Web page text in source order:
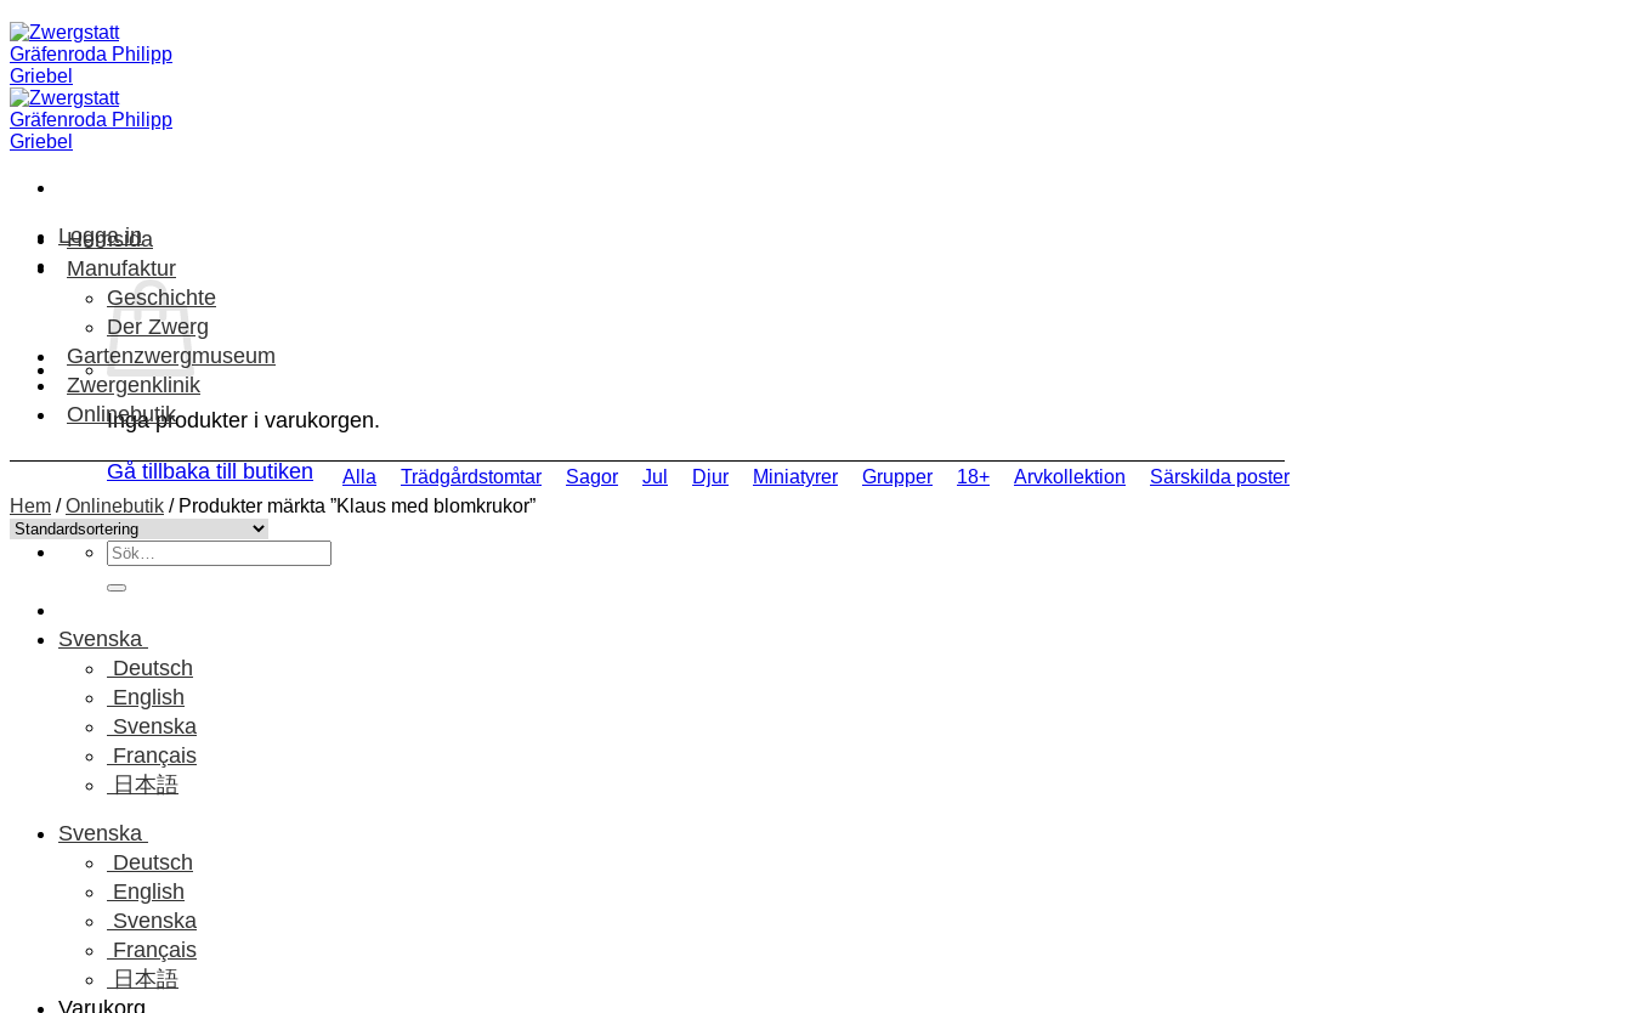
Skip
to
content
Logga in
Inga produkter i varukorgen.
Gå tillbaka till butiken
Sök
efter:
Svenska
Deutsch
English
Svenska
Français
日本語
Svenska
Deutsch
English
Svenska
Français
日本語
Varukorg
Hemsida
Manufaktur
Geschichte
Der Zwerg
Gartenzwergmuseum
Zwergenklinik
Onlinebutik
Alla Trädgårdstomtar Sagor Jul Djur Miniatyrer Grupper 18+ Arvkollektion
Särskilda poster
Hem / Onlinebutik /Produkter märkta ”Klaus med blomkrukor”